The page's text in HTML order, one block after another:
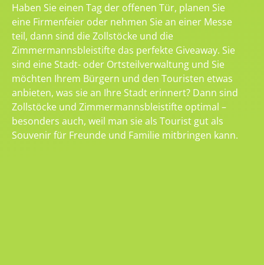
Haben Sie einen Tag der offenen Tür, planen Sie
eine Firmenfeier oder nehmen Sie an einer Messe
teil, dann sind die Zollstöcke und die
Zimmermannsbleistifte das perfekte Giveaway. Sie
sind eine Stadt- oder Ortsteilverwaltung und Sie
möchten Ihrem Bürgern und den Touristen etwas
anbieten, was sie an Ihre Stadt erinnert? Dann sind
Zollstöcke und Zimmermannsbleistifte optimal –
besonders auch, weil man sie als Tourist gut als
Souvenir für Freunde und Familie mitbringen kann.